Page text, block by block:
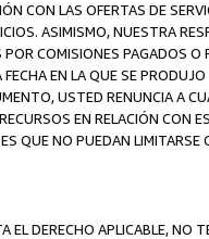
CON LAS OFERTAS DE
ASIMISMO, NUESTRA
COMISIONES PAGADOS
EN LA QUE SE
USTED RENUNCIA A
EN RELACIÓN CON
QUE NO PUEDAN LIMITARSE
EL DERECHO APLICABLE,